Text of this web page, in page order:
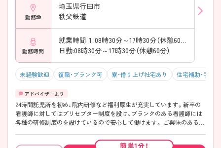
勤務地
埼玉県行田市
秩父鉄道
勤務時間
就業時間１:08時30分～17時30分（休憩60分）
日勤:08時30分～17時30分（休憩60分）
未経験歓迎 復職・ブランク可 寮・借り上げ社宅あり 住宅補助・手当
24時間託児所を初め、院内研修など福利厚生が充実しています。新卒の
看護師に対してはプリセプター制度を設け、ブランクのある看護師には
各種の研修制度のを設けているので安心して働けます。 ご興味のある方
簡単1分！